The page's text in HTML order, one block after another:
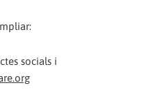
socials i